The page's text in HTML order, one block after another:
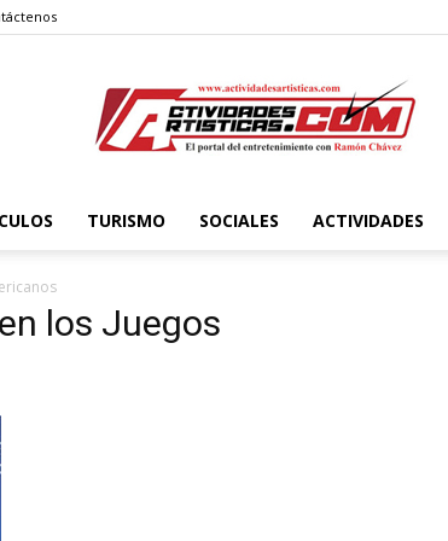
Actividadesartisticas.com
TURISMO SOCIALES ACTIVIDADES
los Juegos